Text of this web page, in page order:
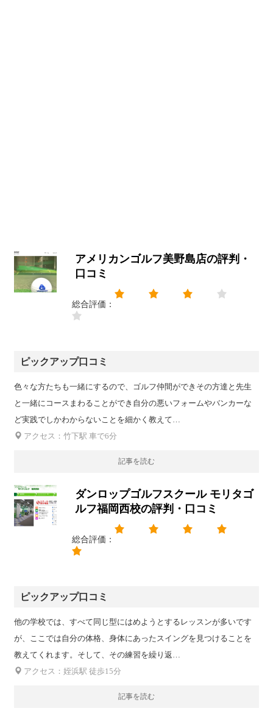
アメリカンゴルフ美野島店の評判・
口コミ
総合評価：
ピックアップ口コミ
色々な方たちも一緒にするので、ゴルフ仲間ができその方達と先生
と一緒にコースまわることができ自分の悪いフォームやバンカーな
ど実践でしかわからないことを細かく教えて…
アクセス：竹下駅 車で6分
記事を読む
ダンロップゴルフスクール モリタゴ
ルフ福岡西校の評判・口コミ
総合評価：
ピックアップ口コミ
他の学校では、すべて同じ型にはめようとするレッスンが多いです
が、ここでは自分の体格、身体にあったスイングを見つけることを
教えてくれます。そして、その練習を繰り返…
アクセス：姪浜駅 徒歩15分
記事を読む